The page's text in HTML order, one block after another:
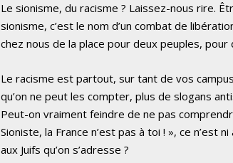
Le sionisme, du racisme ? Laissez-nous rire.
sionisme, c’est le nom d’un combat de
chez nous de la place pour deux peuples,
Le racisme est partout, sur tant de vos
qu’on ne peut les compter, plus de slogans
Peut-on vraiment feindre de ne pas
Sioniste, la France n’est pas à toi ! », ce n’est
aux Juifs qu’on s’adresse ?